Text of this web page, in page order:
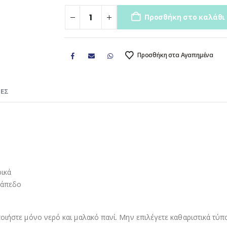
Προσθήκη στο καλάθι
Προσθήκη στα Αγαπημένα
μόνο νερό και μαλακό πανί. Μην επιλέγετε καθαριστικά